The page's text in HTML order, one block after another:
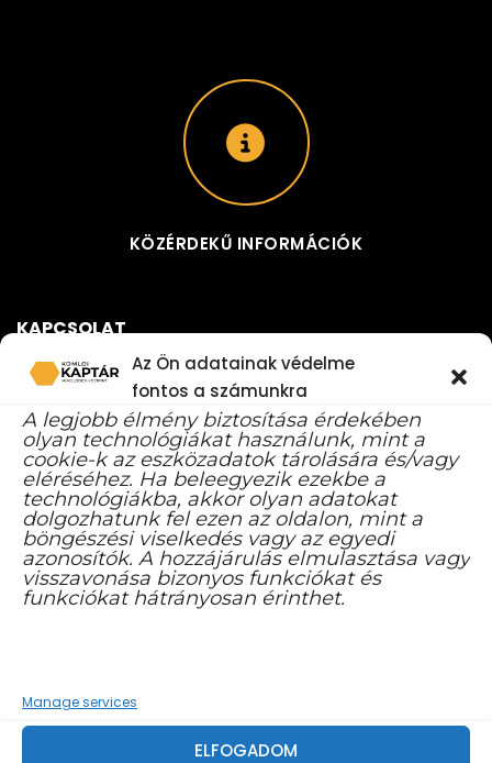
Az Ön adatainak védelme
fontos a számunkra
A legjobb élmény biztosítása érdekében
olyan technológiákat használunk, mint a
cookie-k az eszközadatok tárolására és/vagy
eléréséhez. Ha beleegyezik ezekbe a
technológiákba, akkor olyan adatokat
dolgozhatunk fel ezen az oldalon, mint a
böngészési viselkedés vagy az egyedi
azonosítók. A hozzájárulás elmulasztása vagy
visszavonása bizonyos funkciókat és
funkciókat hátrányosan érinthet.
Manage services
ELFOGADOM
KÖZÉRDEKŰ INFORMÁCIÓK
KAPCSOLAT
KOMLÓI KAPTÁR MŰVELŐDÉSI KÖZPONT
ADÓSZÁM:
16626782-2-02
7300 Komló, 48-as tér 1. B ép.
info@komloikaptar.hu
+36 72 483 014
FACEBOOK YOUTUBE CSATORNA